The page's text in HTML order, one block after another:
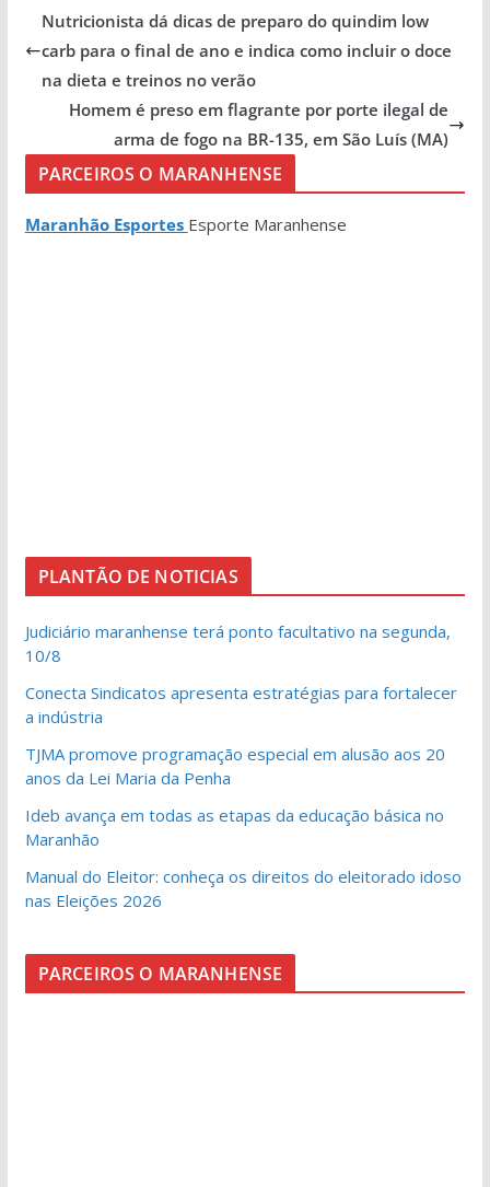
Nutricionista dá dicas de preparo do quindim low
carb para o final de ano e indica como incluir o doce
na dieta e treinos no verão
Homem é preso em flagrante por porte ilegal de
arma de fogo na BR-135, em São Luís (MA)
PARCEIROS O MARANHENSE
Maranhão Esportes Esporte Maranhense
PLANTÃO DE NOTICIAS
Judiciário maranhense terá ponto facultativo na segunda,
10/8
Conecta Sindicatos apresenta estratégias para fortalecer
a indústria
TJMA promove programação especial em alusão aos 20
anos da Lei Maria da Penha
Ideb avança em todas as etapas da educação básica no
Maranhão
Manual do Eleitor: conheça os direitos do eleitorado idoso
nas Eleições 2026
PARCEIROS O MARANHENSE